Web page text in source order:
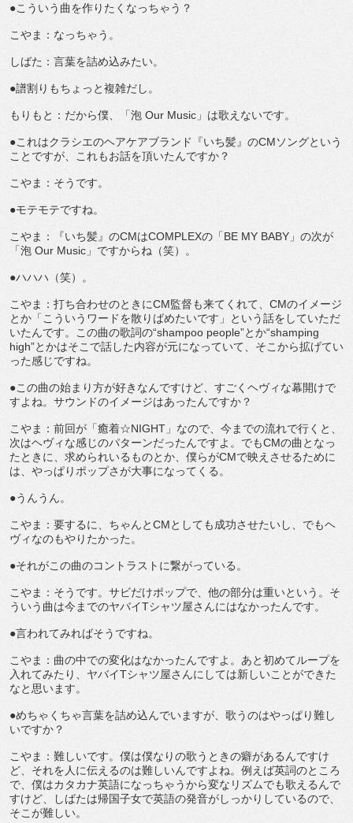
●こういう曲を作りたくなっちゃう？
こやま：なっちゃう。
しばた：言葉を詰め込みたい。
●譜割りもちょっと複雑だし。
もりもと：だから僕、「泡 Our Music」は歌えないです。
●これはクラシエのヘアケアブランド『いち髪』のCMソングという
ことですが、これもお話を頂いたんですか？
こやま：そうです。
●モテモテですね。
こやま：『いち髪』のCMはCOMPLEXの「BE MY BABY」の次が
「泡 Our Music」ですからね（笑）。
●ハハハ（笑）。
こやま：打ち合わせのときにCM監督も来てくれて、CMのイメージ
とか「こういうワードを散りばめたいです」という話をしていただ
いたんです。この曲の歌詞の“shampoo people”とか“shamping
high”とかはそこで話した内容が元になっていて、そこから拡げてい
った感じですね。
●この曲の始まり方が好きなんですけど、すごくヘヴィな幕開けで
すよね。サウンドのイメージはあったんですか？
こやま：前回が「癒着☆NIGHT」なので、今までの流れで行くと、
次はヘヴィな感じのパターンだったんですよ。でもCMの曲となっ
たときに、求められいるものとか、僕らがCMで映えさせるために
は、やっぱりポップさが大事になってくる。
●うんうん。
こやま：要するに、ちゃんとCMとしても成功させたいし、でもヘ
ヴィなのもやりたかった。
●それがこの曲のコントラストに繋がっている。
こやま：そうです。サビだけポップで、他の部分は重いという。そ
ういう曲は今までのヤバイTシャツ屋さんにはなかったんです。
●言われてみればそうですね。
こやま：曲の中での変化はなかったんですよ。あと初めてループを
入れてみたり、ヤバイTシャツ屋さんにしては新しいことができた
なと思います。
●めちゃくちゃ言葉を詰め込んでいますが、歌うのはやっぱり難し
いですか？
こやま：難しいです。僕は僕なりの歌うときの癖があるんですけ
ど、それを人に伝えるのは難しいんですよね。例えば英詞のところ
で、僕はカタカナ英語になっちゃうから変なリズムでも歌えるんで
すけど、しばたは帰国子女で英語の発音がしっかりしているので、
そこが難しい。